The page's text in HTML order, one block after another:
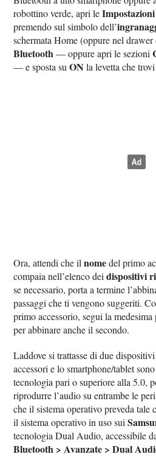
robottino verde, apri leImpostazioni
premendo sul simbolo dell’
schermata Home (oppure nel
Bluetooth— oppure apri le sezioni
— e sposta suON la levetta che
Ora, attendi che ilnomedel primo
compaia nell’elenco deidispositivi
se necessario, porta a termine
passaggi che ti vengono suggeriti.
primo accessorio, segui la
per abbinare anche il secondo.
Laddove si trattasse di due
accessori e lo smartphone/tablet
tecnologia pari o superiore alla 5.0,
riprodurre l’audio su entrambe le
che il sistema operativo preveda tale
il sistema operativo in uso sui
tecnologia Dual Audio, accessibile
Bluetooth > Avanzate > Dual